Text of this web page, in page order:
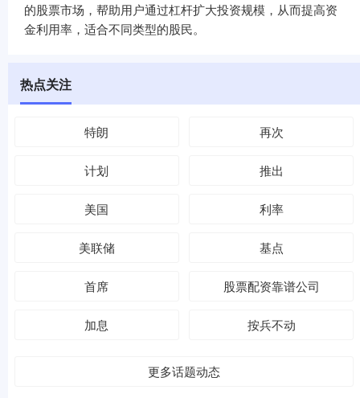
的股票市场，帮助用户通过杠杆扩大投资规模，从而提高资
金利用率，适合不同类型的股民。
热点关注
特朗 再次
计划 推出
美国 利率
美联储 基点
首席 股票配资靠谱公司
加息 按兵不动
更多话题动态